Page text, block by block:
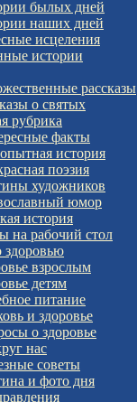
былых дней
наших дней
исцеления
истории
рассказы
о святых
рубрика
факты
история
поэзия
художников
юмор
история
на рабочий стол
здоровью
взрослым
детям
питание
и здоровье
о здоровье
нас
советы
и фото дня